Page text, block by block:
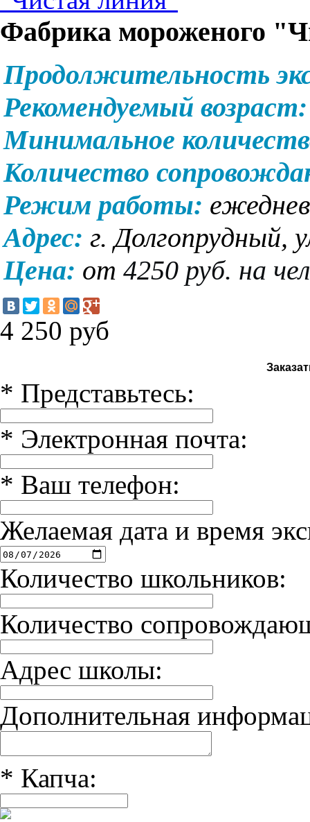
Фабрика мороженого
Продолжительность
Рекомендуемый возраст:
Минимальное
Количество
Режим работы:
Адрес: г. Долгопрудный,
Цена: от 4250 руб. на
4 250 руб
* Представьтесь:
* Электронная почта:
* Ваш телефон:
Желаемая дата и время
Количество школьников:
Количество
Адрес школы:
Дополнительная
* Капча: